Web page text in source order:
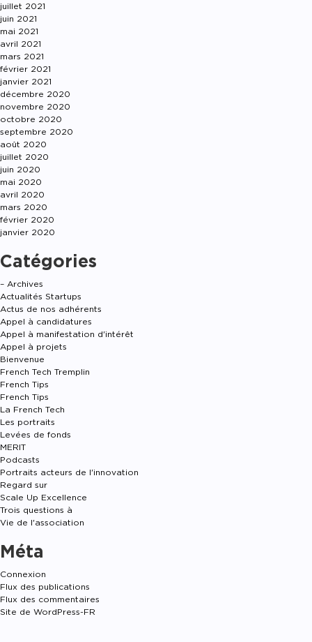
juillet 2021
juin 2021
mai 2021
avril 2021
mars 2021
février 2021
janvier 2021
décembre 2020
novembre 2020
octobre 2020
septembre 2020
août 2020
juillet 2020
juin 2020
mai 2020
avril 2020
mars 2020
février 2020
janvier 2020
Catégories
– Archives
Actualités Startups
Actus de nos adhérents
Appel à candidatures
Appel à manifestation d'intérêt
Appel à projets
Bienvenue
French Tech Tremplin
French Tips
French Tips
La French Tech
Les portraits
Levées de fonds
MERIT
Podcasts
Portraits acteurs de l'innovation
Regard sur
Scale Up Excellence
Trois questions à
Vie de l'association
Méta
Connexion
Flux des publications
Flux des commentaires
Site de WordPress-FR